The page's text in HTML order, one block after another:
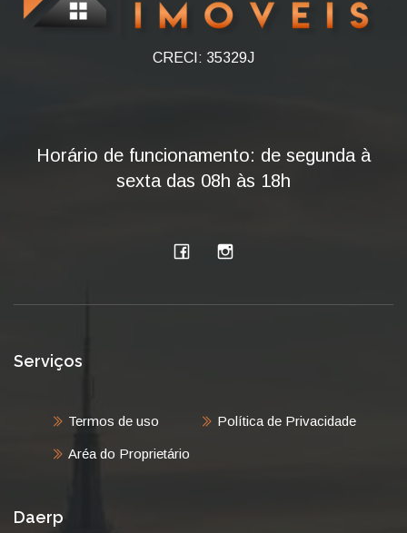
CRECI: 35329J
Horário de funcionamento: de segunda à
sexta das 08h às 18h
Serviços
Termos de uso Política de Privacidade
Aréa do Proprietário
Daerp